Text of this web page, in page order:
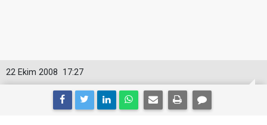
17:27
22 Ekim 2008